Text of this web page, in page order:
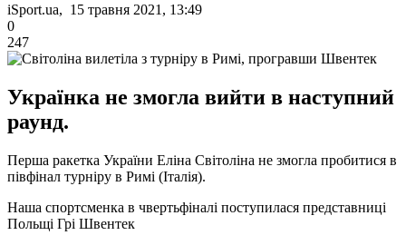
iSport.ua, 15 травня 2021, 13:49
0
247
Українка не змогла вийти в наступний
раунд.
Перша ракетка України Еліна Світоліна не змогла пробитися в
півфінал турніру в Римі (Італія).
Наша спортсменка в чвертьфіналі поступилася представниці
Польщі Грі Швентек